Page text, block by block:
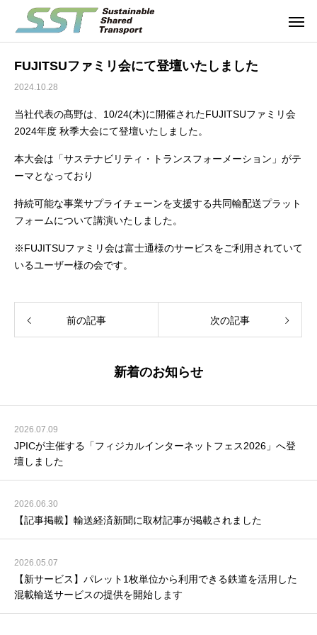
FUJITSUファミリ会にて登壇いたしました
2024.10.28
当社代表の髙野は、10/24(木)に開催されたFUJITSUファミリ会
2024年度 秋季大会にて登壇いたしました。
本大会は「サステナビリティ・トランスフォーメーション」がテ
ーマとなっており
持続可能な事業サプライチェーンを支援する共同輸配送プラット
フォームについて講演いたしました。
※FUJITSUファミリ会は富士通様のサービスをご利用されていて
いるユーザー様の会です。
前の記事 次の記事
新着のお知らせ
2026.07.09
JPICが主催する「フィジカルインターネットフェス2026」へ登
壇しました
2026.06.30
【記事掲載】輸送経済新聞に取材記事が掲載されました
2026.05.07
【新サービス】パレット1枚単位から利用できる鉄道を活用した
混載輸送サービスの提供を開始します